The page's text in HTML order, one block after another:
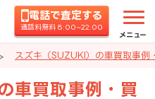
電話で査定する
通話料無料 8:00~22:00
メニュー
スズキ（SUZUKI）の車買取事例
車買取事例・買